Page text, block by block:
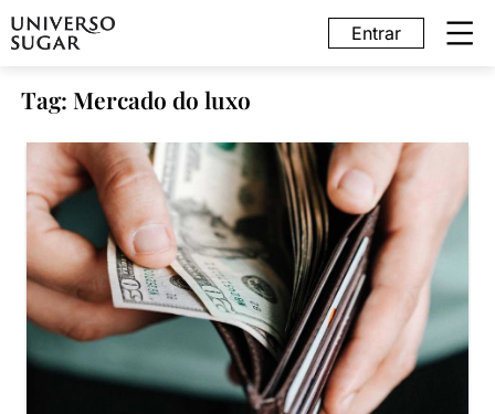
Entrar
Tag: Mercado do luxo